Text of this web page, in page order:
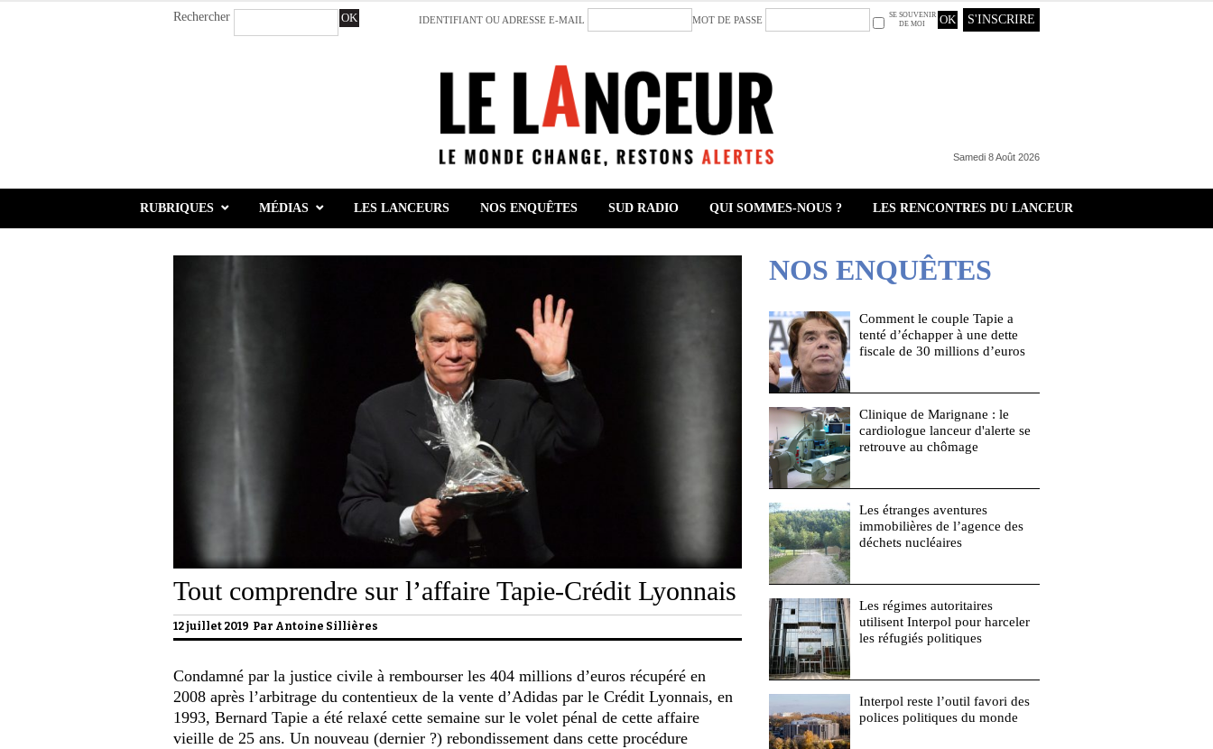
IDENTIFIANT OU ADRESSE E-MAIL MOT DE PASSE
SE SOUVENIR
DE MOI
S'INSCRIRE
Rechercher OK
Samedi 8 Août 2026
RUBRIQUES MÉDIAS LES LANCEURS NOS ENQUÊTES SUD RADIO QUI SOMMES-NOUS ? LES RENCONTRES DU LANCEUR
Tout comprendre sur l’affaire Tapie-Crédit Lyonnais
12 juillet 2019 Par Antoine Sillières
Condamné par la justice civile à rembourser les 404 millions d’euros récupéré en
2008 après l’arbitrage du contentieux de la vente d’Adidas par le Crédit Lyonnais, en
1993, Bernard Tapie a été relaxé cette semaine sur le volet pénal de cette affaire
vieille de 25 ans. Un nouveau (dernier ?) rebondissement dans cette procédure
NOS ENQUÊTES
Comment le couple Tapie a
tenté d’échapper à une dette
fiscale de 30 millions d’euros
Clinique de Marignane : le
cardiologue lanceur d'alerte se
retrouve au chômage
Les étranges aventures
immobilières de l’agence des
déchets nucléaires
Les régimes autoritaires
utilisent Interpol pour harceler
les réfugiés politiques
Interpol reste l’outil favori des
polices politiques du monde